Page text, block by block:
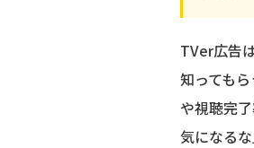
TVer広告
知っても
や視聴完
気になる